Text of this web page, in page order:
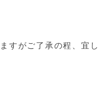
すがご了承の程、宜し